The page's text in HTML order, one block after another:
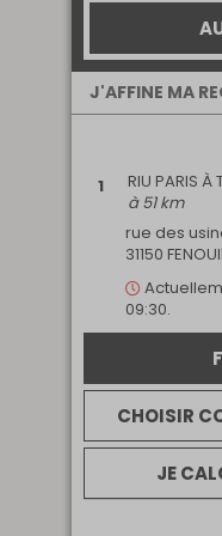
J'AFFINE MA
Retrait
Multimarque
1
RIU PARIS À
à 51 km
rue des
31150
09:30.
CHOISIR
JE